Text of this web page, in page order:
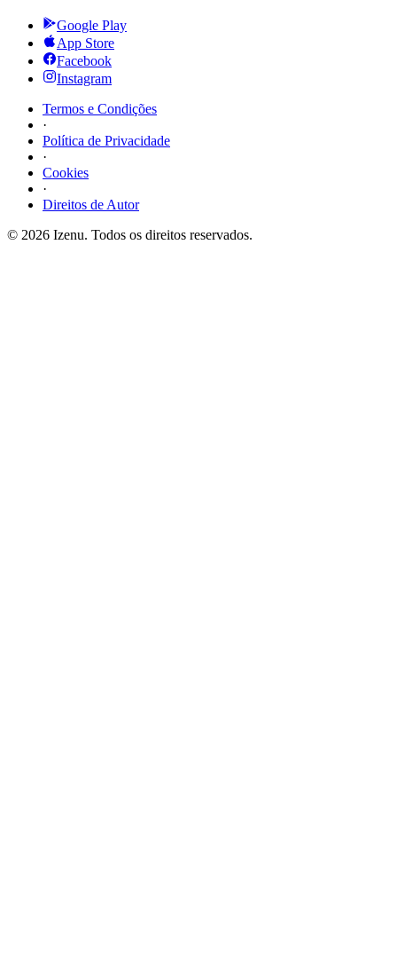
Google Play
App Store
Facebook
Instagram
Termos e Condições
·
Política de Privacidade
·
Cookies
·
Direitos de Autor
© 2026 Izenu. Todos os direitos reservados.